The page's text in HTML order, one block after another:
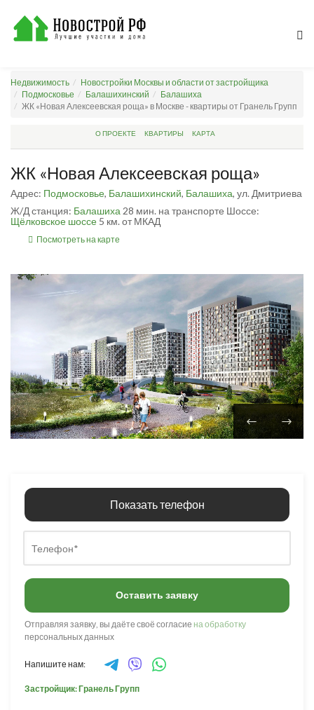
Недвижимость
Новостройки Москвы и области от застройщика
Подмосковье
Балашихинский
Балашиха
ЖК «Новая Алексеевская роща» в Москве - квартиры от Гранель Групп
О ПРОЕКТЕ КВАРТИРЫ КАРТА
ЖК «Новая Алексеевская роща»
Адрес: Подмосковье, Балашихинский, Балашиха, ул. Дмитриева
Ж/Д станция: Балашиха 28 мин. на транспорте Шоссе:
Щёлковское шоссе 5 км. от МКАД
Посмотреть на карте
Показать телефон
Оставить заявку
Отправляя заявку, вы даёте своё согласие на обработку
персональных данных
Напишите нам:
Застройщик: Гранель Групп